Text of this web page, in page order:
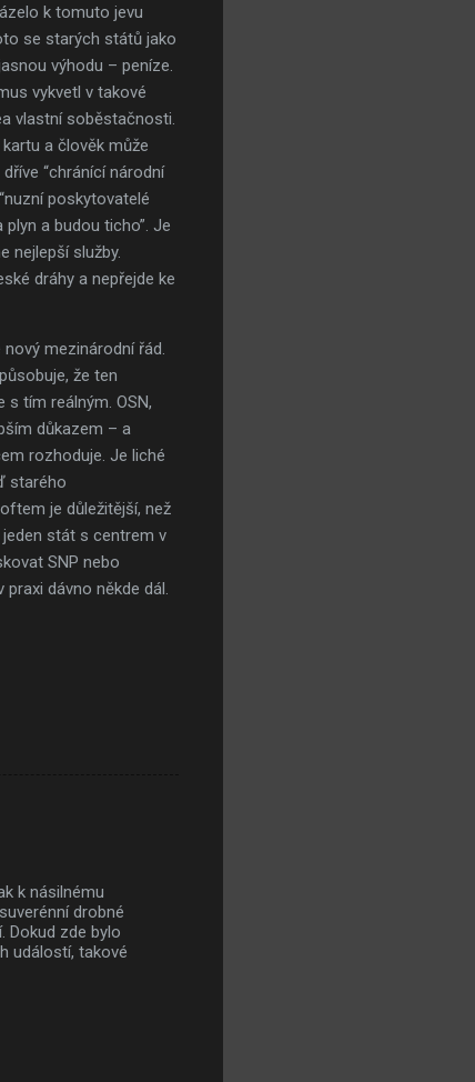
k tomuto jevu
se starých států jako
výhodu – peníze.
vykvetl v takové
vlastní soběstačnosti.
a člověk může
“chránící národní
poskytovatelé
a budou ticho”. Je
nejlepší služby.
dráhy a nepřejde ke
mezinárodní řád.
že ten
tím reálným. OSN,
důkazem – a
rozhoduje. Je liché
starého
je důležitější, než
jeden stát s centrem v
SNP nebo
dávno někde dál.
k násilnému
drobné
Dokud zde bylo
událostí, takové